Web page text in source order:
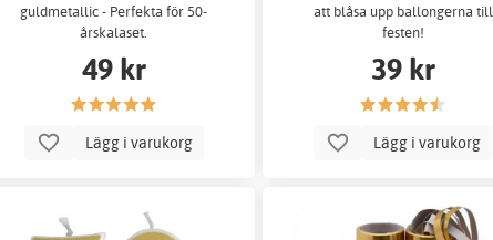
guldmetallic - Perfekta för 50-
årskalaset.
49 kr
Lägg i varukorg
att blåsa upp ballongerna till
festen!
39 kr
Lägg i varukorg